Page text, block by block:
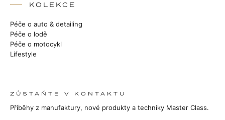
KOLEKCE
Péče o auto & detailing
Péče o lodě
Péče o motocykl
Lifestyle
ZŮSTAŇTE V KONTAKTU
Příběhy z manufaktury, nové produkty a techniky Master Class.